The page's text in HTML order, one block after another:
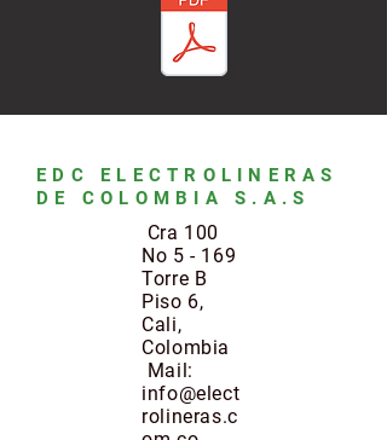
EDC ELECTROLINERAS
DE COLOMBIA S.A.S
Cra 100
No 5 - 169
Torre B
Piso 6,
Cali,
Colombia
Mail:
info@elect
rolineras.c